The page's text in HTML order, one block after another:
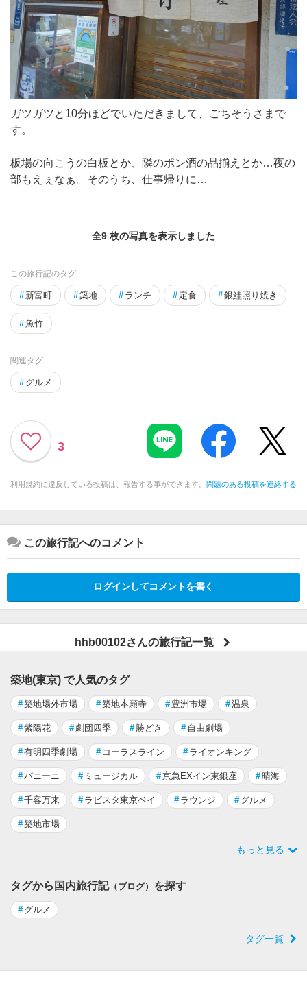
ガツガツと10分ほどでいただきまして、ごちそうさまで
す。
板場の向こうの白板とか、隣のポン酒の品揃えとか…夜の
部もえぇなぁ。そのうち、仕事帰りに…
全9 枚の写真を表示しました
この旅行記のタグ
# 新富町 #築地 # ランチ # 定食 #銀鮭照り焼き
#魚竹
関連タグ
# グルメ
3
利用規約に違反している投稿は、報告する事ができます。 問題のある投稿を連絡する
この旅行記へのコメント
ログインしてコメントを書く
hhb00102さんの旅行記一覧
築地(東京) で人気のタグ
#築地場外市場 #築地本願寺 # 豊洲市場 #温泉
#紫陽花 # 劇団四季 # 勝どき # 自由劇場
#有明四季劇場 # コーラスライン # ライオンキング
#パニーニ # ミュージカル #京急EXイン東銀座 #晴海
#千客万来 # ラビスタ東京ベイ # ラウンジ # グルメ
#築地市場
もっと見る
タグから国内旅行記（ブログ） を探す
# グルメ
タグ一覧